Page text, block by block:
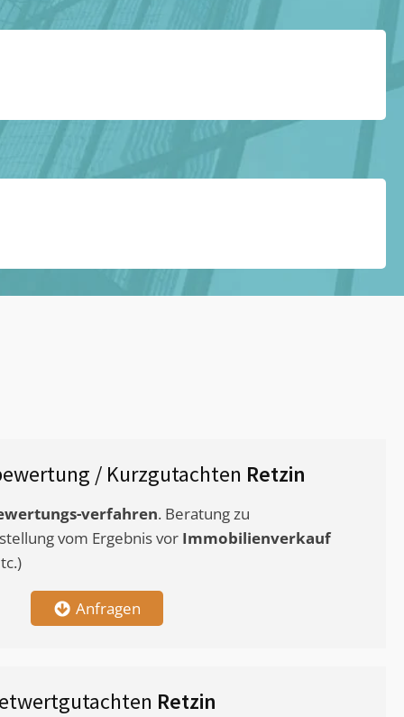
/ Kurzgutachten Retzin
verfahren. Beratung zu
vom Ergebnis vor Immobilienverkauf
Anfragen
Retzin